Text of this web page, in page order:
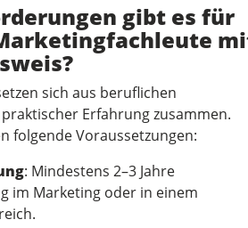
gibt es für
sich aus beruflichen
Erfahrung zusammen.
folgende Voraussetzungen:
: Mindestens 2–3 Jahre
im Marketing oder in einem